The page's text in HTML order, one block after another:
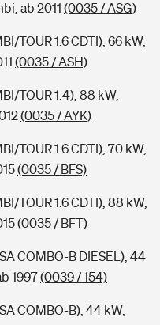
ab 2011 (0035 / ASG)
TOUR 1.6 CDTI), 66 kW,
(0035 / ASH)
TOUR 1.4), 88 kW,
(0035 / AYK)
TOUR 1.6 CDTI), 70 kW,
(0035 / BFS)
TOUR 1.6 CDTI), 88 kW,
(0035 / BFT)
COMBO-B DIESEL), 44
1997(0039 / 154)
COMBO-B), 44 kW,